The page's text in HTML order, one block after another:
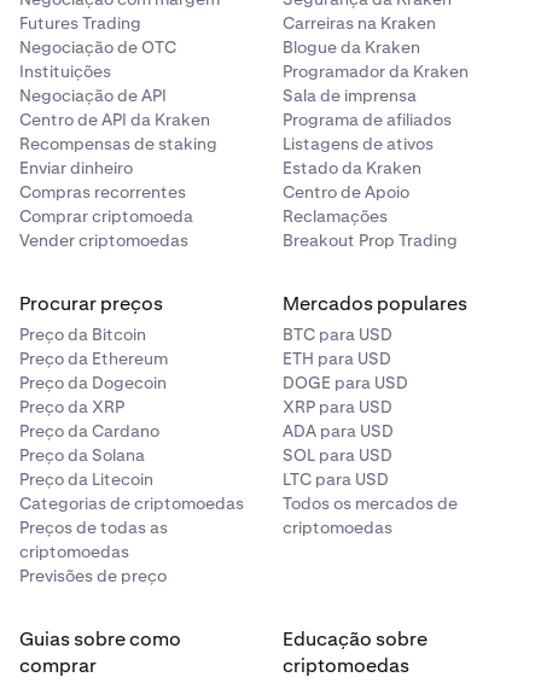
27 de fevereiro, 14h00 UTC:Todas as ordens spot
abertas serão canceladas.
2 de março, 14h00 UTC:
Os mercados spot para OM
serão deslistados.
3 de março (até às 23h59 UTC):Os depósitos e
mercados spot serão listados em modo post-only.
4 de março, 14h00 UTC:
Os mercados spot e de
margem de MANTRA serão totalmente abertos.
Futures Trading
Negociação de OTC
Instituições
Negociação de API
Centro de API da Kraken
Recompensas de staking
Enviar dinheiro
Compras recorrentes
Comprar criptomoeda
Vender criptomoedas
Carreiras na Kraken
Blogue da Kraken
Programador da Kraken
Sala de imprensa
Programa de afiliados
Listagens de ativos
Estado da Kraken
Centro de Apoio
Reclamações
Breakout Prop Trading
Procurar preços
Preço da Bitcoin
Preço da Ethereum
Preço da Dogecoin
Preço da XRP
Preço da Cardano
Preço da Solana
Preço da Litecoin
Categorias de criptomoedas
Preços de todas as
criptomoedas
Previsões de preço
Mercados populares
BTC para USD
ETH para USD
DOGE para USD
XRP para USD
ADA para USD
SOL para USD
LTC para USD
Todos os mercados de
criptomoedas
Guias sobre como
comprar
Educação sobre
criptomoedas